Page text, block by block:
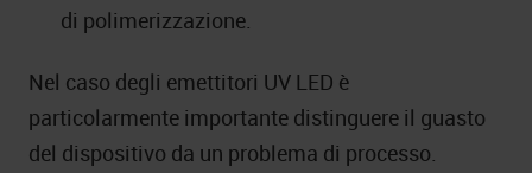
di polimerizzazione.
Nel caso degli emettitori UV LED è
particolarmente importante distinguere il guasto
del dispositivo da un problema di processo.